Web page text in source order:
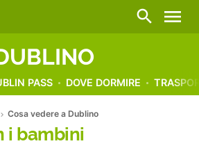
search menu
PASS DOVE DORMIRE
Cosa vedere a Dublino
i bambini